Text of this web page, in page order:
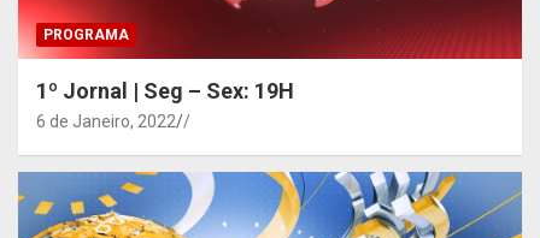
PROGRAMA
1º Jornal | Seg – Sex: 19H
6 de Janeiro, 2022 /